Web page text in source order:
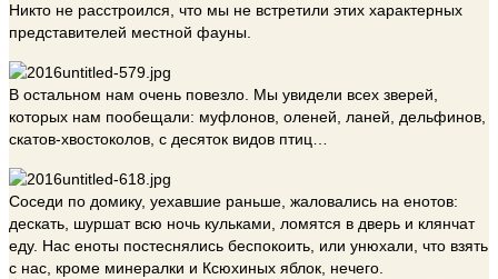
Никто не расстроился, что мы не встретили этих характерных
представителей местной фауны.
В остальном нам очень повезло. Мы увидели всех зверей,
которых нам пообещали: муфлонов, оленей, ланей, дельфинов,
скатов-хвостоколов, с десяток видов птиц…
Соседи по домику, уехавшие раньше, жаловались на енотов:
дескать, шуршат всю ночь кульками, ломятся в дверь и клянчат
еду. Нас еноты постеснялись беспокоить, или унюхали, что взять
с нас, кроме минералки и Ксюхиных яблок, нечего.